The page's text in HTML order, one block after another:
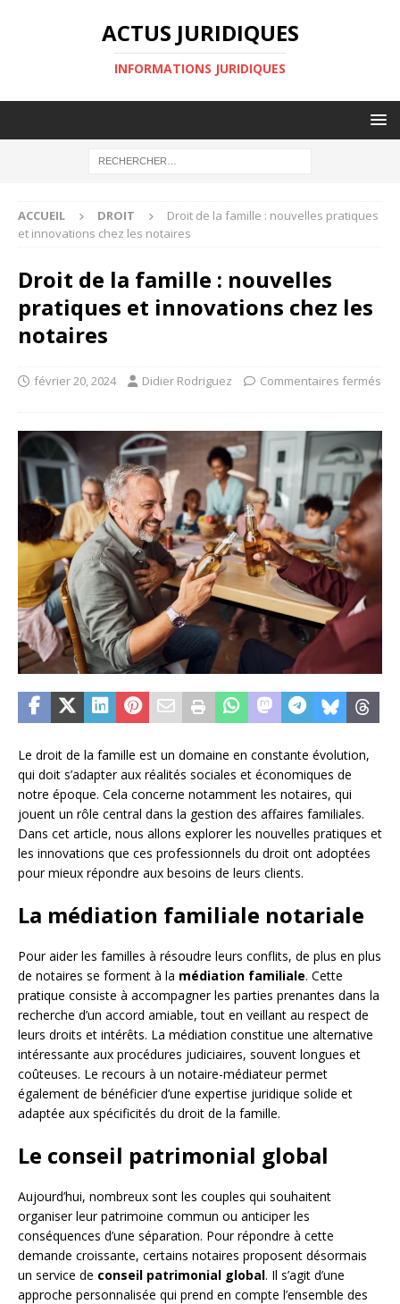
ACTUS JURIDIQUES
INFORMATIONS JURIDIQUES
ACCUEIL DROIT
Droit de la famille : nouvelles pratiques
et innovations chez les notaires
Droit de la famille : nouvelles
pratiques et innovations chez les
notaires
février 20, 2024 Didier Rodriguez Commentaires fermés
Le droit de la famille est un domaine en constante évolution,
qui doit s’adapter aux réalités sociales et économiques de
notre époque. Cela concerne notamment les notaires, qui
jouent un rôle central dans la gestion des affaires familiales.
Dans cet article, nous allons explorer les nouvelles pratiques et
les innovations que ces professionnels du droit ont adoptées
pour mieux répondre aux besoins de leurs clients.
La médiation familiale notariale
Pour aider les familles à résoudre leurs conflits, de plus en plus
de notaires se forment à la médiation familiale. Cette
pratique consiste à accompagner les parties prenantes dans la
recherche d’un accord amiable, tout en veillant au respect de
leurs droits et intérêts. La médiation constitue une alternative
intéressante aux procédures judiciaires, souvent longues et
coûteuses. Le recours à un notaire-médiateur permet
également de bénéficier d’une expertise juridique solide et
adaptée aux spécificités du droit de la famille.
Le conseil patrimonial global
Aujourd’hui, nombreux sont les couples qui souhaitent
organiser leur patrimoine commun ou anticiper les
conséquences d’une séparation. Pour répondre à cette
demande croissante, certains notaires proposent désormais
un service de conseil patrimonial global. Il s’agit d’une
approche personnalisée qui prend en compte l’ensemble des